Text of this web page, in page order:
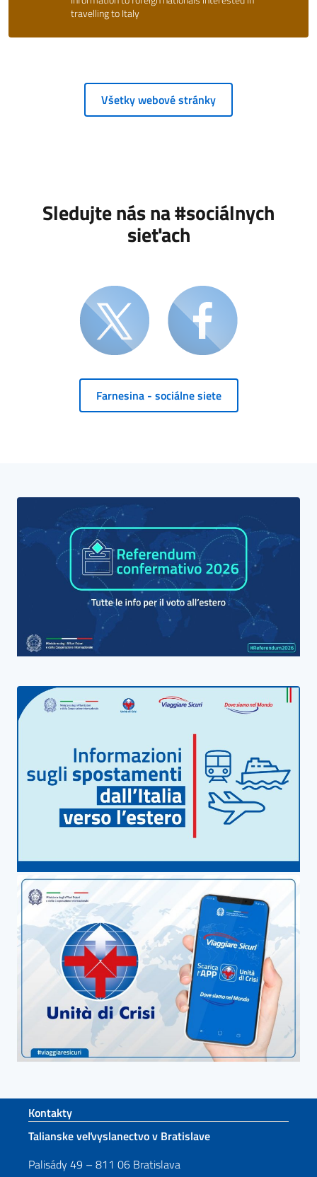
travelling to Italy
Všetky webové stránky
Sledujte nás na #sociálnych
sieťach
Farnesina - sociálne siete
Blocco Banner
Footer section
Kontakty
Talianske veľvyslanectvo v Bratislave
Palisády 49 – 811 06 Bratislava